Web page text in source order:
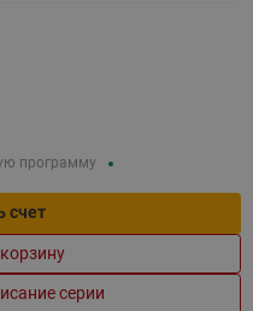
программу
счет
серии